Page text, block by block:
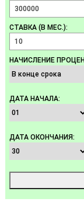
СТАВКА (В МЕС.):
НАЧИСЛЕНИЕ
ДАТА НАЧАЛА:
ДАТА ОКОНЧАНИЯ: